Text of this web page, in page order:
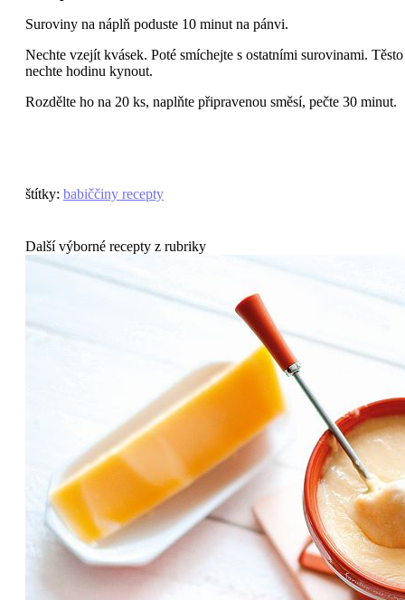
Suroviny na náplň poduste 10 minut na pánvi.
Nechte vzejít kvásek. Poté smíchejte s ostatními surovinami. Těsto
nechte hodinu kynout.
Rozdělte ho na 20 ks, naplňte připravenou směsí, pečte 30 minut.
štítky: babiččiny recepty
Další výborné recepty z rubriky